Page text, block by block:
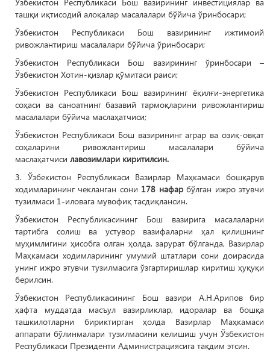
ташқи иқтисодий алоқалар масалалари бўйича ўринбосари;
Ўзбекистон Республикаси Бош вазирининг ижтимоий
ривожлантириш масалалари бўйича ўринбосари;
Ўзбекистон Республикаси Бош вазирининг ўринбосари –
Ўзбекистон Хотин-қизлар қўмитаси раиси;
Ўзбекистон Республикаси Бош вазирининг ёқилғи-энергетика
соҳаси ва саноатнинг базавий тармоқларини ривожлантириш
масалалари бўйича маслаҳатчиси;
Ўзбекистон Республикаси Бош вазирининг аграр ва озиқ-овқат
соҳаларини ривожлантириш масалалари бўйича
маслаҳатчиси лавозимлари киритилсин.
3. Ўзбекистон Республикаси Вазирлар Маҳкамаси бошқарув
ходимларининг чекланган сони 178 нафарбўлган ижро этувчи
тузилмаси 1-иловага мувофиқ тасдиқлансин.
Ўзбекистон Республикасининг Бош вазирига масалаларни
тартибга солиш ва устувор вазифаларни ҳал қилишнинг
муҳимлигини ҳисобга олган ҳолда, зарурат бўлганда, Вазирлар
Маҳкамаси ходимларининг умумий штатлари сони доирасида
унинг ижро этувчи тузилмасига ўзгартиришлар киритиш ҳуқуқи
берилсин.
Ўзбекистон Республикасининг Бош вазири А.Н.Арипов бир
ҳафта муддатда масъул вазирликлар, идоралар ва бошқа
ташкилотларни бириктирган ҳолда Вазирлар Маҳкамаси
аппарати бўлинмалари тузилмасини келишиш учун Ўзбекистон
Республикаси Президенти Администрациясига тақдим этсин.